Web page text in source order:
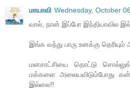
மாயாவி Wednesday, October
வால், நான் இப்போ இந்தியாவில
இங்க வந்து பாரு உனக்கு
மனசாட்சியை தொட்டு
மக்களை அலையவிடும்போது
இல்லை!!